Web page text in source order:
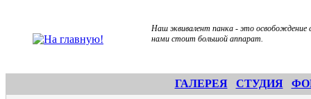
Наш эквивалент панка - это освобождение
нами стоит большой аппарат.
ГАЛЕРЕЯ СТУДИЯ